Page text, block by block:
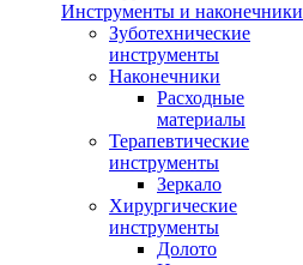
Инструменты и наконечники
Зуботехнические
инструменты
Наконечники
Расходные
материалы
Терапевтические
инструменты
Зеркало
Хирургические
инструменты
Долото